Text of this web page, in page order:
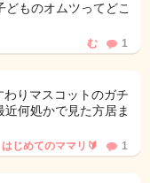
どものオムツってどこ
む 1
りマスコットのガチ
何処かで見た方居ま
はじめてのママリ🔰 1